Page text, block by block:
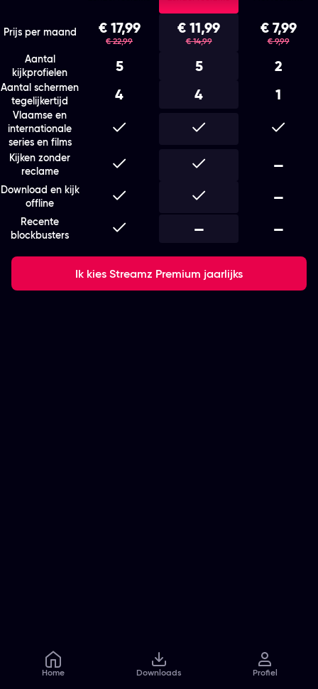
Home Downloads Profiel
Kies het abonnement en de looptijd die bij je past
Prijs per maand € 17,99
was
€ 22,99
€ 11,99
was
€ 14,99
€ 7,99
was
€ 9,99
Aantal
kijkprofielen
5 5 2
Aantal schermen
tegelijkertijd
4 4 1
Vlaamse en
internationale
series en films
Inbegrepen Inbegrepen
Kijken zonder
reclame
Inbegrepen Inbegrepen Niet
—
Download en kijk
offline
Inbegrepen Inbegrepen Niet
—
Recente
blockbusters
Inbegrepen Niet inbegrepen
— Niet
—
Ik kies Streamz Premium jaarlijks